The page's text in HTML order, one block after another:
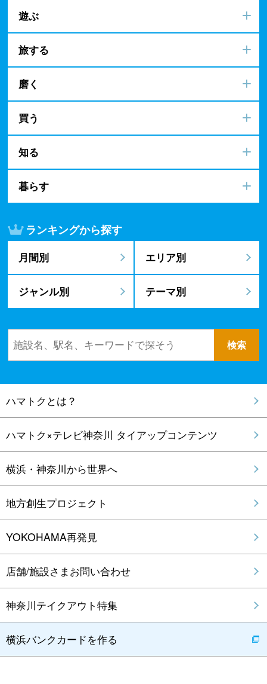
遊ぶ
旅する
磨く
買う
知る
暮らす
ランキングから探す
月間別 エリア別
ジャンル別 テーマ別
ハマトクとは？
ハマトク×テレビ神奈川 タイアップコンテンツ
横浜・神奈川から世界へ
地方創生プロジェクト
YOKOHAMA再発見
店舗/施設さまお問い合わせ
神奈川テイクアウト特集
横浜バンクカードを作る